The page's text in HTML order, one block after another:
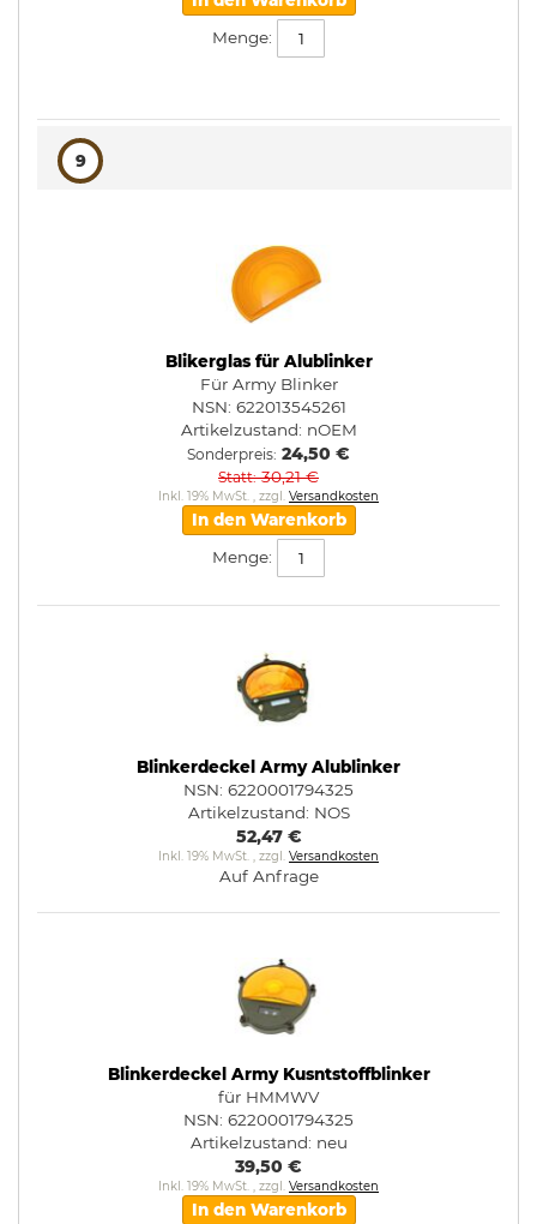
Menge:
9
Blikerglas für Alublinker
Für Army Blinker
NSN: 622013545261
Artikelzustand: nOEM
Sonderpreis 24,50 €
Statt 30,21 €
Inkl. 19% MwSt. , zzgl. Versandkosten
In den Warenkorb
Menge:
Blinkerdeckel Army Alublinker
NSN: 6220001794325
Artikelzustand: NOS
52,47 €
Inkl. 19% MwSt. , zzgl. Versandkosten
Auf Anfrage
Blinkerdeckel Army Kusntstoffblinker
für HMMWV
NSN: 6220001794325
Artikelzustand: neu
39,50 €
Inkl. 19% MwSt. , zzgl. Versandkosten
In den Warenkorb